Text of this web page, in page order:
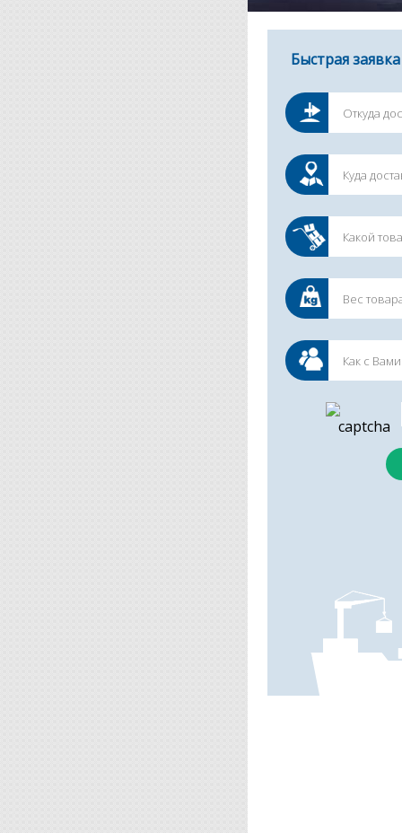
Быстрая заявка